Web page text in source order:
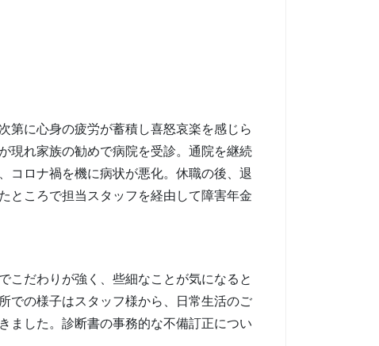
第に心身の疲労が蓄積し喜怒哀楽を感じら
現れ家族の勧めで病院を受診。通院を継続
コロナ禍を機に病状が悪化。休職の後、退
ところで担当スタッフを経由して障害年金
こだわりが強く、些細なことが気になると
での様子はスタッフ様から、日常生活のご
ました。診断書の事務的な不備訂正につい